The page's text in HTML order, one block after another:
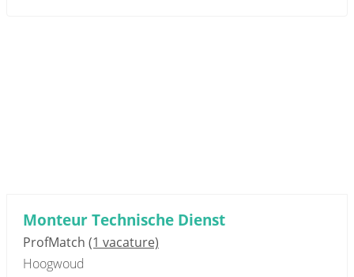
Monteur Technische Dienst
ProfMatch (1 vacature)
Hoogwoud